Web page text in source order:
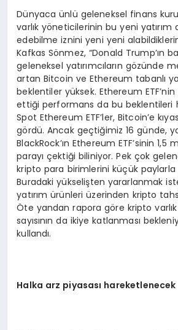
Dünyaca ünlü geleneksel finans
varlık yöneticilerinin bu yeni yatırım
edebilme iznini yeni yeni
Kafkas Sönmez, “Donald Trump’ın
geleneksel yatırımcıların gözünde
artan Bitcoin ve Ethereum tabanlı
beklentiler yüksek. Ethereum
ettiği performans da bu beklentileri
Spot Ethereum ETF’ler, Bitcoin’e
gördü. Ancak geçtiğimiz 16 günde,
BlackRock’ın Ethereum ETF’sinin 1,5
parayı çektiği biliniyor. Pek çok
kripto para birimlerini küçük paylarla
Buradaki yükselişten yararlanmak
yatırım ürünleri üzerinden kripto
Öte yandan rapora göre kripto
sayısının da ikiye katlanması
kullandı.
Halka arz piyasası hareketlenecek